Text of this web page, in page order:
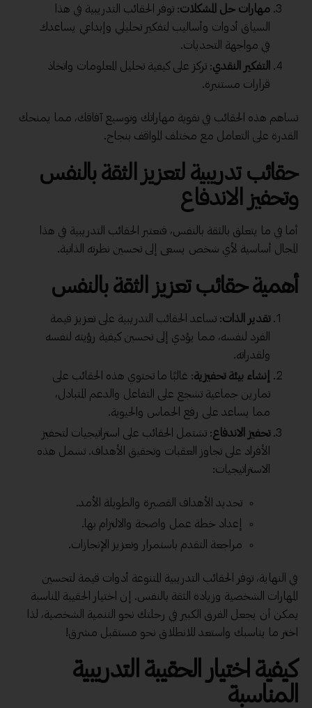
مهارات حل المشكلات: توفر الحقائب التدريبية في هذا
السياق أدوات وأساليب لتفكير تحليلي وإبداعي يساعدك
في مواجهة التحديات.
التفكير النقدي: تركز على كيفية تحليل المعلومات واتخاذ
قرارات مستنيرة.
تساهم هذه الحقائب في تقوية مهاراتك وتوسيع آفاقك، مما يمنحك
القدرة على التعامل مع مختلف المواقف بنجاح.
حقائب تدريبية لتعزيز الثقة بالنفس
وتحفيز الاندفاع
أما في ما يتعلق بالثقة بالنفس، فتعتبر الحقائب التدريبية في هذا
المجال أساسية لأي شخص يسعى إلى تحسين نظرته الذاتية.
أهمية حقائب تعزيز الثقة بالنفس
تقدير الذات: تساعد الحقائب التدريبية على تعزيز قيمة
الفرد لنفسه، مما يؤدي إلى تحسين كيفية رؤيته لنفسه
ولقدراته.
إنشاء بيئة تحفيزية: غالبًا ما تحتوي هذه الحقائب على
تمارين جماعية تشجع على التفاعل والدعم المتبادل،
مما يساعد على رفع الحماس والحيوية.
تحفيز الاندفاع: تشتمل الحقائب على استراتيجيات لتحفيز
الأفراد على تجاوز العقبات وتحقيق الأهداف. تشمل هذه
الاستراتيجيات:
تحديد الأهداف القصيرة والطويلة الأمد.
إعداد خطة عمل واضحة والالتزام بها.
مراجعة التقدم باستمرار وتعزيز الإنجازات.
في النهاية، توفر الحقائب التدريبية المتنوعة أدوات قيمة لتحسين
المهارات الشخصية وزيادة الثقة بالنفس. إن اختيار الحقيبة المناسبة
يمكن أن يجعل الفرق الكبير في رحلتك نحو التنمية الشخصية، لذا
اختر ما يناسبك واستعد للانطلاق نحو مستقبل مشرق!
كيفية اختيار الحقيبة التدريبية
المناسبة